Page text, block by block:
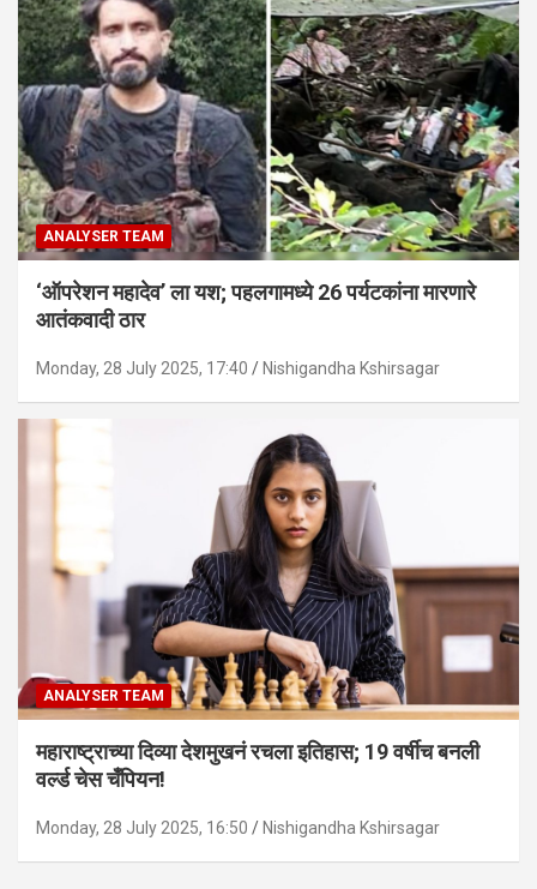
ANALYSER TEAM
‘ऑपरेशन महादेव’ ला यश; पहलगामध्ये 26 पर्यटकांना मारणारे
आतंकवादी ठार
Monday, 28 July 2025, 17:40 Nishigandha Kshirsagar
ANALYSER TEAM
महाराष्ट्राच्या दिव्या देशमुखनं रचला इतिहास; 19 वर्षीच बनली
वर्ल्ड चेस चँपियन!
Monday, 28 July 2025, 16:50 Nishigandha Kshirsagar